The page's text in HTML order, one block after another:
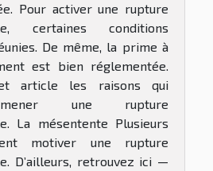
Pour activer une rupture
certaines conditions
De même, la prime à
est bien réglementée.
article les raisons qui
une rupture
La mésentente Plusieurs
motiver une rupture
D’ailleurs, retrouvez ici —